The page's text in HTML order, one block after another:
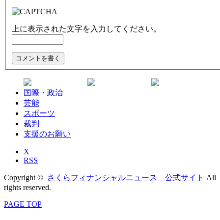
上に表示された文字を入力してください。
国際・政治
芸能
スポーツ
裁判
支援のお願い
X
RSS
Copyright © さくらフィナンシャルニュース 公式サイト All
rights reserved.
PAGE TOP